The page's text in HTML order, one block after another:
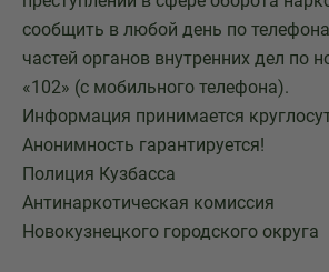
сообщить в любой день по
частей органов внутренних дел по
«102» (с мобильного телефона).
Информация принимается
Анонимность гарантируется!
Полиция Кузбасса
Антинаркотическая комиссия
Новокузнецкого городского округа